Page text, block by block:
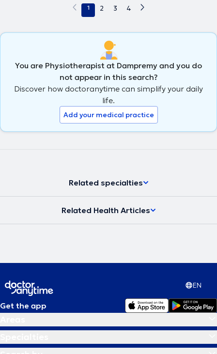
1 2 3 4
You are Physiotherapist at Dampremy and you do
not appear in this search?
Discover how doctoranytime can simplify your daily
life.
Add your medical practice
Related specialties
Related Health Articles
EN
Get the app